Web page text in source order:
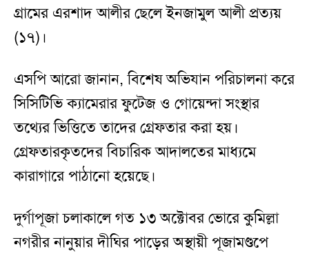
গ্রামের এরশাদ আলীর ছেলে ইনজামুল আলী প্রত্যয়
(১৭)।
এসপি আরো জানান, বিশেষ অভিযান পরিচালনা করে
সিসিটিভি ক্যামেরার ফুটেজ ও গোয়েন্দা সংস্থার
তথ্যের ভিত্তিতে তাদের গ্রেফতার করা হয়।
গ্রেফতারকৃতদের বিচারিক আদালতের মাধ্যমে
কারাগারে পাঠানো হয়েছে।
দুর্গাপূজা চলাকালে গত ১৩ অক্টোবর ভোরে কুমিল্লা
নগরীর নানুয়ার দীঘির পাড়ের অস্থায়ী পূজামণ্ডপে